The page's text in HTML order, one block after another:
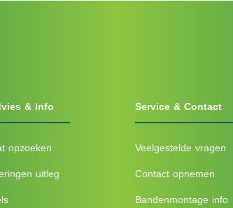
& Info
opzoeken
uitleg
Service & Contact
Veelgestelde vragen
Contact opnemen
Bandenmontage info